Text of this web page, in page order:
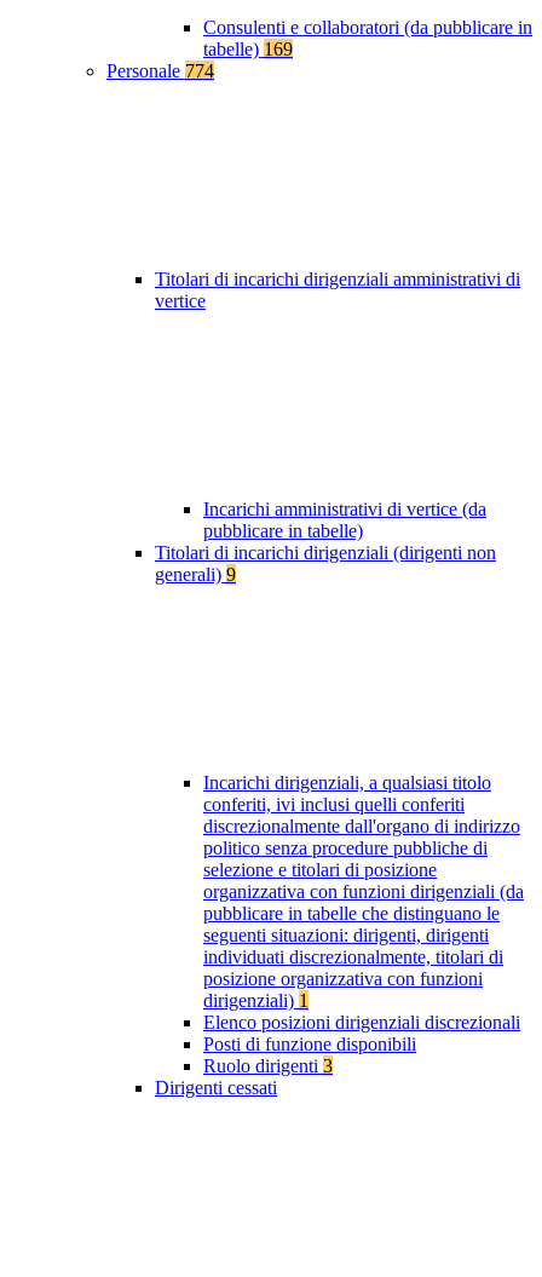
Consulenti e collaboratori (da pubblicare in
tabelle) 169
Personale 774
Titolari di incarichi dirigenziali amministrativi di
vertice
Incarichi amministrativi di vertice (da
pubblicare in tabelle)
Titolari di incarichi dirigenziali (dirigenti non
generali) 9
Incarichi dirigenziali, a qualsiasi titolo
conferiti, ivi inclusi quelli conferiti
discrezionalmente dall'organo di indirizzo
politico senza procedure pubbliche di
selezione e titolari di posizione
organizzativa con funzioni dirigenziali (da
pubblicare in tabelle che distinguano le
seguenti situazioni: dirigenti, dirigenti
individuati discrezionalmente, titolari di
posizione organizzativa con funzioni
dirigenziali) 1
Elenco posizioni dirigenziali discrezionali
Posti di funzione disponibili
Ruolo dirigenti 3
Dirigenti cessati